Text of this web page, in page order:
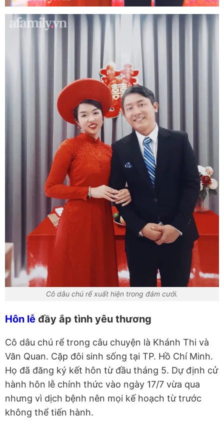
Cô dâu chú rể xuất hiện trong đám cưới.
Hôn lễ đầy ắp tình yêu thương
Cô dâu chú rể trong câu chuyện là Khánh Thi và
Văn Quan. Cặp đôi sinh sống tại TP. Hồ Chí Minh.
Họ đã đăng ký kết hôn từ đầu tháng 5. Dự định cử
hành hôn lễ chính thức vào ngày 17/7 vừa qua
nhưng vì dịch bệnh nên mọi kế hoạch từ trước
không thể tiến hành.